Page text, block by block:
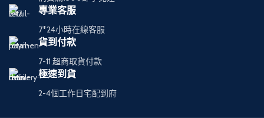
專業客服
7*24小時在線客服
貨到付款
7-11 超商取貨付款
極速到貨
2-4個工作日宅配到府